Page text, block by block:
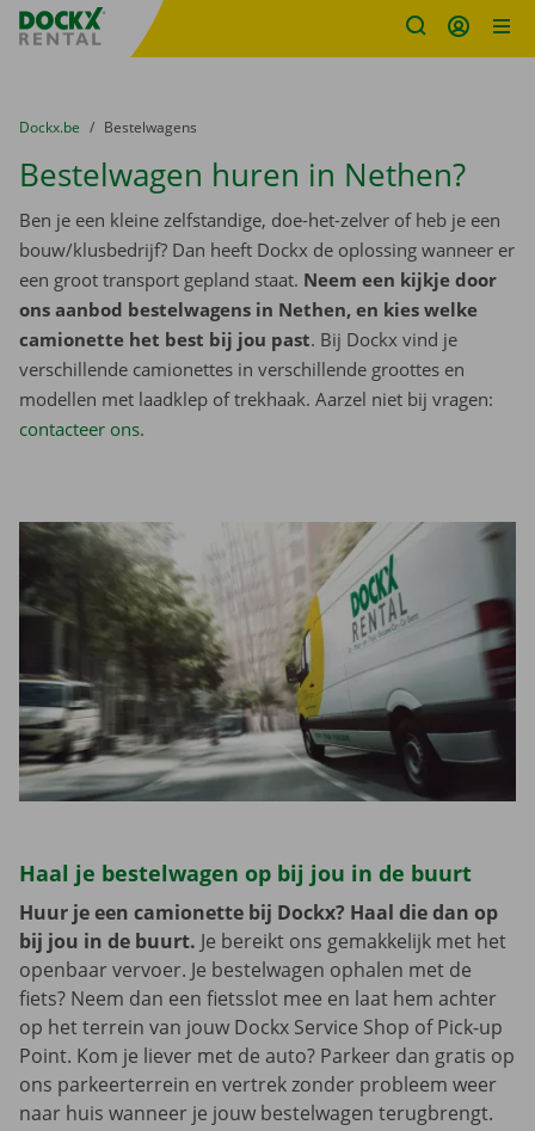
Fratello DEMO
U bevindt zich hier:
van
Dockx.be naar
Bestelwagens
Bestelwagen huren in Nethen?
Ben je een kleine zelfstandige, doe-het-zelver of heb je een
bouw/klusbedrijf? Dan heeft Dockx de oplossing wanneer er
een groot transport gepland staat. Neem een kijkje door
ons aanbod bestelwagens in Nethen, en kies welke
camionette het best bij jou past. Bij Dockx vind je
verschillende camionettes in verschillende groottes en
modellen met laadklep of trekhaak. Aarzel niet bij vragen:
contacteer ons.
Haal je bestelwagen op bij jou in de buurt
Huur je een camionette bij Dockx? Haal die dan op
bij jou in de buurt. Je bereikt ons gemakkelijk met het
openbaar vervoer. Je bestelwagen ophalen met de
fiets? Neem dan een fietsslot mee en laat hem achter
op het terrein van jouw Dockx Service Shop of Pick-up
Point. Kom je liever met de auto? Parkeer dan gratis op
ons parkeerterrein en vertrek zonder probleem weer
naar huis wanneer je jouw bestelwagen terugbrengt.